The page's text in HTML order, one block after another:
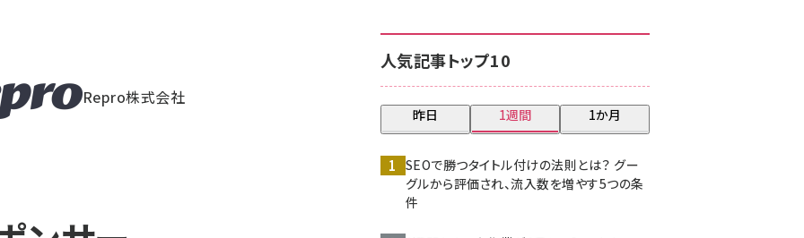
Repro株式会社
人気記事トップ10
昨日 1週間 1か月
SEOで勝つタイトル付けの法則とは？ グー
グルから評価され、流入数を増やす5つの条
件